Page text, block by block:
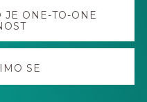
JE ONE-TO-ONE
SE